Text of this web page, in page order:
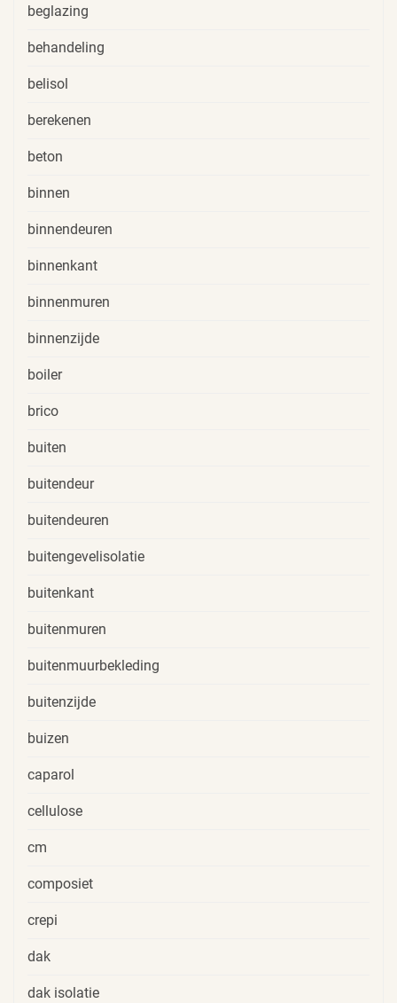
beglazing
behandeling
belisol
berekenen
beton
binnen
binnendeuren
binnenkant
binnenmuren
binnenzijde
boiler
brico
buiten
buitendeur
buitendeuren
buitengevelisolatie
buitenkant
buitenmuren
buitenmuurbekleding
buitenzijde
buizen
caparol
cellulose
cm
composiet
crepi
dak
dak isolatie